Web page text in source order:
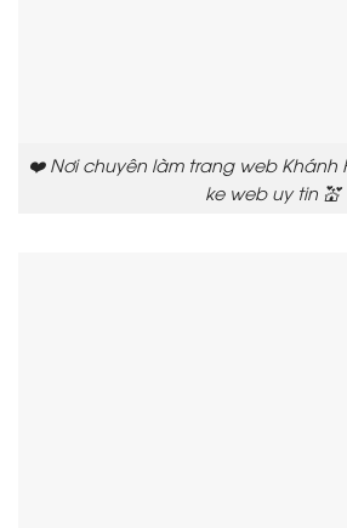
❤️ Nơi chuyên làm trang web Khánh
ke web uy tin 💒